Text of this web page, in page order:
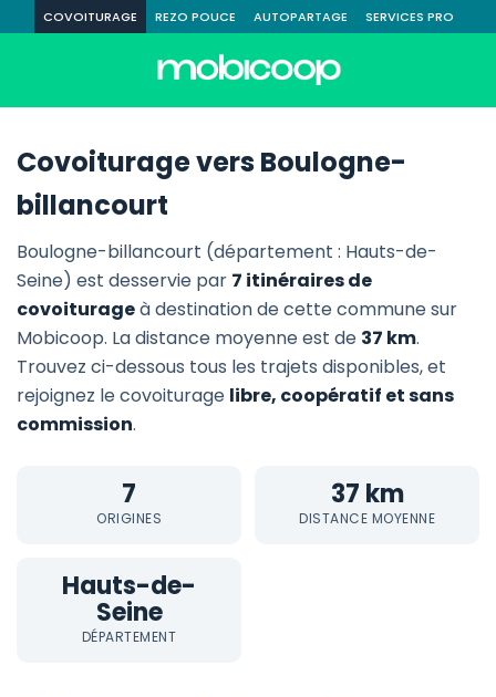
COVOITURAGE REZO POUCE AUTOPARTAGE SERVICES PRO
Covoiturage vers Boulogne-
billancourt
Boulogne-billancourt (département : Hauts-de-
Seine) est desservie par 7 itinéraires de
covoiturageà destination de cette commune sur
Mobicoop. La distance moyenne est de 37 km.
Trouvez ci-dessous tous les trajets disponibles, et
rejoignez le covoiturage libre, coopératif et sans
commission.
7
ORIGINES
37 km
DISTANCE MOYENNE
Hauts-de-
Seine
DÉPARTEMENT